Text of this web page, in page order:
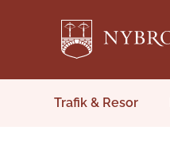
Trafik & Resor